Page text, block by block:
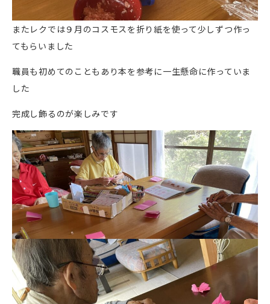
またレクでは９月のコスモスを折り紙を使って少しずつ作っ
てもらいました
職員も初めてのこともあり本を参考に一生懸命に作っていま
した
完成し飾るのが楽しみです